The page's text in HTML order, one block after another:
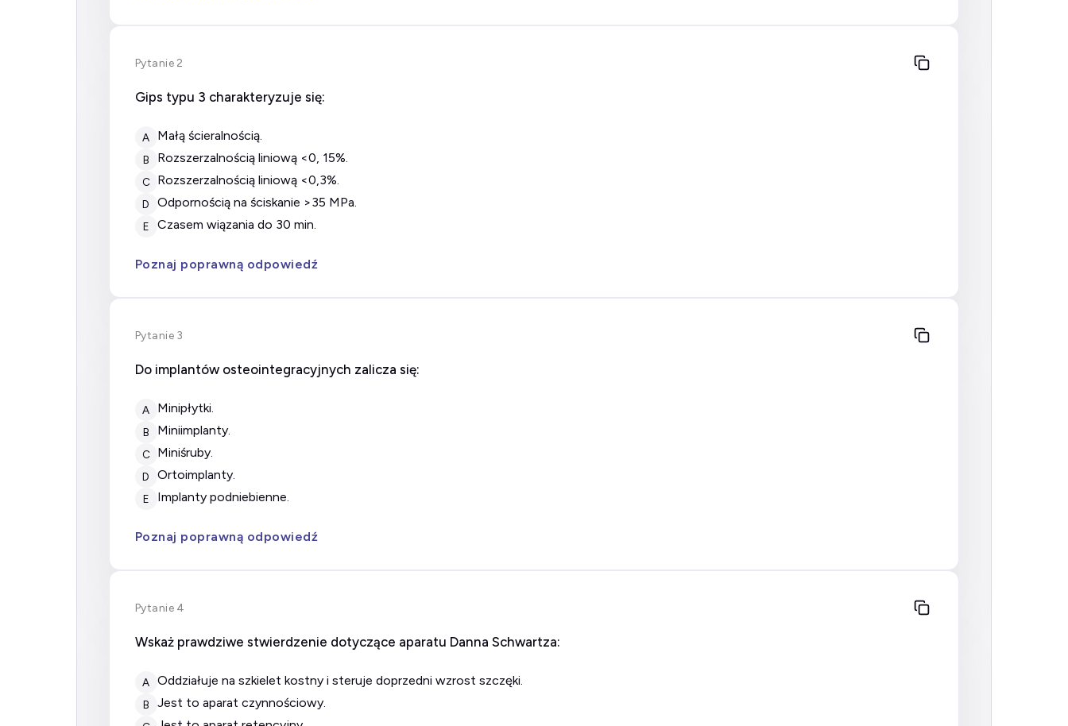
Pytanie 2
Gips typu 3 charakteryzuje się:
A małą ścieralnością.
B rozszerzalnością liniową <0, 15%.
C rozszerzalnością liniową <0,3%.
D odpornością na ściskanie >35 MPa.
E czasem wiązania do 30 min.
Poznaj poprawną odpowiedź
Pytanie 3
Do implantów osteointegracyjnych zalicza się:
A minipłytki.
B miniimplanty.
C miniśruby.
D ortoimplanty.
E implanty podniebienne.
Poznaj poprawną odpowiedź
Pytanie 4
Wskaż prawdziwe stwierdzenie dotyczące aparatu Danna Schwartza:
A oddziałuje na szkielet kostny i steruje doprzedni wzrost szczęki.
B jest to aparat czynnościowy.